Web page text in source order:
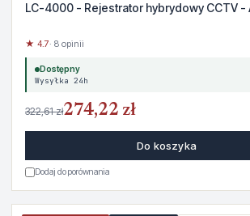
LC-4000 - Rejestrator hybrydowy CCTV -
★ 4.7· 8 opinii
Dostępny
Wysyłka 24h
322,61 zł274,22 zł
Do koszyka
Dodaj do porównania